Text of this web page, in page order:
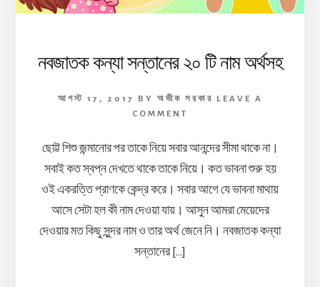
নবজাতক কন্যা সন্তানের ২০ টি নাম অর্থসহ
আগস্ট 17, 2017 BY অভীক সরকার
LEAVE A
COMMENT
ছোট্ট শিশু জন্মানোর পর তাকে নিয়ে সবার আনন্দের সীমা থাকে না।
সবাই কত স্বপ্ন দেখতে থাকে তাকে নিয়ে। কত ভাবনা শুরু হয়
ওই একরত্তি প্রাণকে কেন্দ্র করে। সবার আগে যে ভাবনা মাথায়
আসে সেটা হল কী নাম দেওয়া যায়। আসুন আমরা মেয়েদের
দেওয়ার মত কিছু সুন্দর নাম ও তার অর্থ জেনে নি। নবজাতক কন্যা
সন্তানের […]